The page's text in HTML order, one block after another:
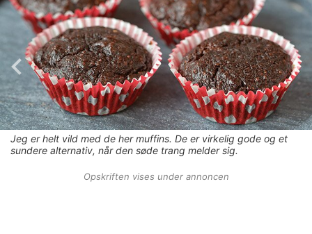
Jeg er helt vild med de her muffins. De er virkelig gode og et
sundere alternativ, når den søde trang melder sig.
Opskriften vises under annoncen